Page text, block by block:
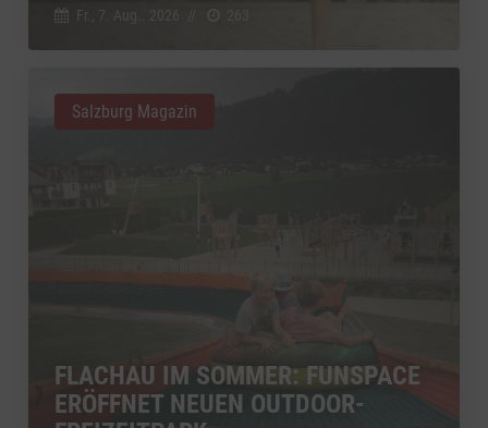
Fr., 7. Aug.. 2026 263
FLACHAU IM SOMMER: FUNSPACE
ERÖFFNET NEUEN OUTDOOR-
Salzburg Magazin